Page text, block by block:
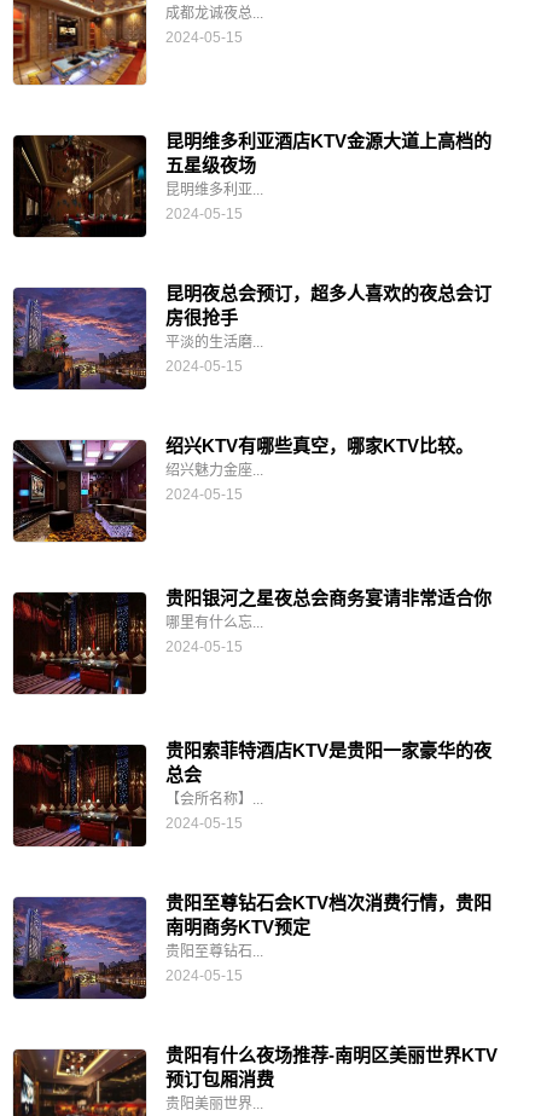
成都龙诚夜总...
2024-05-15
昆明维多利亚酒店KTV金源大道上高档的
五星级夜场
昆明维多利亚...
2024-05-15
昆明夜总会预订，超多人喜欢的夜总会订
房很抢手
平淡的生活磨...
2024-05-15
绍兴KTV有哪些真空，哪家KTV比较。
绍兴魅力金座...
2024-05-15
贵阳银河之星夜总会商务宴请非常适合你
哪里有什么忘...
2024-05-15
贵阳索菲特酒店KTV是贵阳一家豪华的夜
总会
【会所名称】...
2024-05-15
贵阳至尊钻石会KTV档次消费行情，贵阳
南明商务KTV预定
贵阳至尊钻石...
2024-05-15
贵阳有什么夜场推荐-南明区美丽世界KTV
预订包厢消费
贵阳美丽世界...